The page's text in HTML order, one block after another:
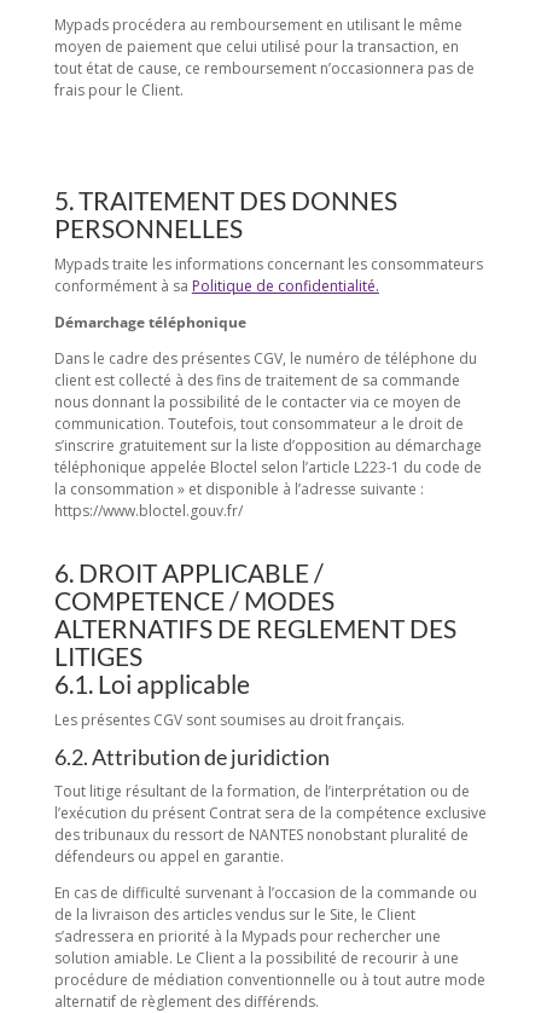
Mypads procédera au remboursement en utilisant le même
moyen de paiement que celui utilisé pour la transaction, en
tout état de cause, ce remboursement n’occasionnera pas de
frais pour le Client.
5. TRAITEMENT DES DONNES
PERSONNELLES
Mypads traite les informations concernant les consommateurs
conformément à sa Politique de confidentialité.
Démarchage téléphonique
Dans le cadre des présentes CGV, le numéro de téléphone du
client est collecté à des fins de traitement de sa commande
nous donnant la possibilité de le contacter via ce moyen de
communication. Toutefois, tout consommateur a le droit de
s’inscrire gratuitement sur la liste d’opposition au démarchage
téléphonique appelée Bloctel selon l’article L223-1 du code de
la consommation » et disponible à l’adresse suivante :
https://www.bloctel.gouv.fr/
6. DROIT APPLICABLE /
COMPETENCE / MODES
ALTERNATIFS DE REGLEMENT DES
LITIGES
6.1. Loi applicable
Les présentes CGV sont soumises au droit français.
6.2. Attribution de juridiction
Tout litige résultant de la formation, de l’interprétation ou de
l’exécution du présent Contrat sera de la compétence exclusive
des tribunaux du ressort de NANTES nonobstant pluralité de
défendeurs ou appel en garantie.
En cas de difficulté survenant à l’occasion de la commande ou
de la livraison des articles vendus sur le Site, le Client
s’adressera en priorité à la Mypads pour rechercher une
solution amiable. Le Client a la possibilité de recourir à une
procédure de médiation conventionnelle ou à tout autre mode
alternatif de règlement des différends.